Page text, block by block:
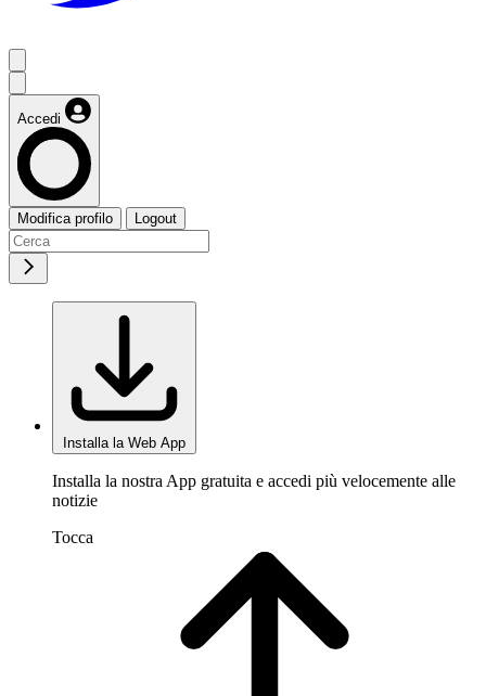
Accedi
Modifica profilo Logout
Installa la Web App
Installa la nostra App gratuita e accedi più velocemente alle
notizie
Tocca